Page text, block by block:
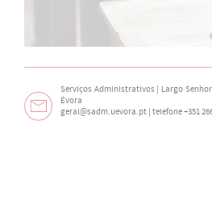
Serviços Administrativos | Largo
Évora
geral@sadm.uevora.pt | telefone +351